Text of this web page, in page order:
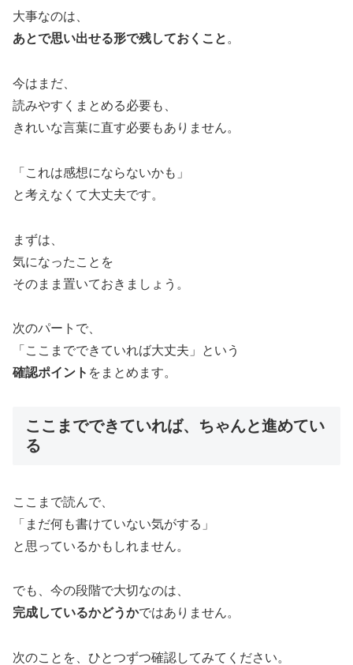
大事なのは、
あとで思い出せる形で残しておくこと 。
今はまだ、
読みやすくまとめる必要も、
きれいな言葉に直す必要もありません。
「これは感想にならないかも」
と考えなくて大丈夫です。
まずは、
気になったことを
そのまま置いておきましょう。
次のパートで、
「ここまでできていれば大丈夫」という
確認ポイント をまとめます。
ここまでできていれば、ちゃんと進めてい
る
ここまで読んで、
「まだ何も書けていない気がする」
と思っているかもしれません。
でも、今の段階で大切なのは、
完成しているかどうかではありません。
次のことを、ひとつずつ確認してみてください。